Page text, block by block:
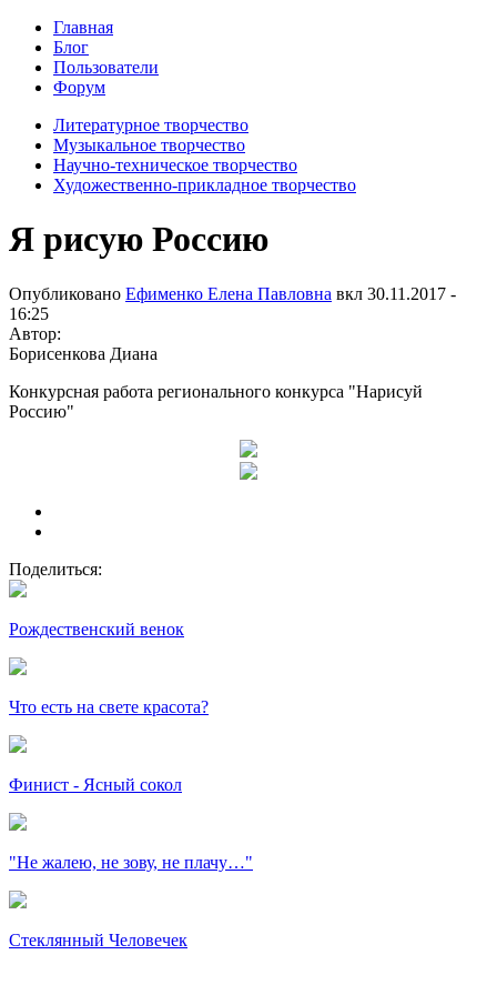
Главная
Блог
Пользователи
Форум
Литературное творчество
Музыкальное творчество
Научно-техническое творчество
Художественно-прикладное творчество
Я рисую Россию
Опубликовано Ефименко Елена Павловна вкл 30.11.2017 -
16:25
Автор:
Борисенкова Диана
Конкурсная работа регионального конкурса "Нарисуй
Россию"
Поделиться:
Рождественский венок
Что есть на свете красота?
Финист - Ясный сокол
"Не жалею, не зову, не плачу…"
Стеклянный Человечек